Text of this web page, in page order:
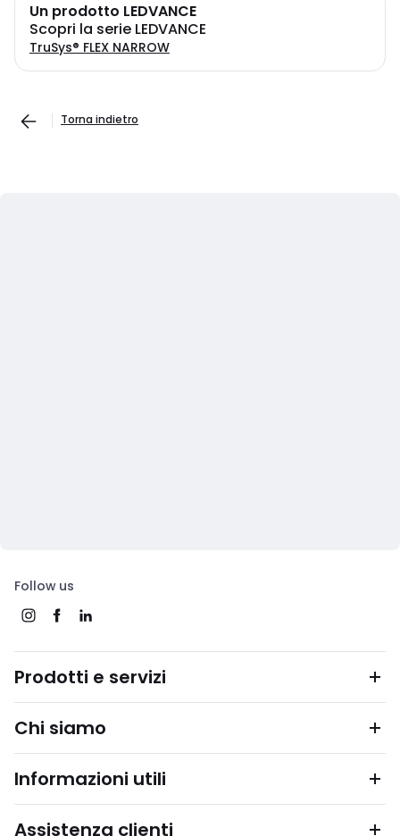
Un prodotto LEDVANCE
Scopri la serie LEDVANCE
TruSys® FLEX NARROW
Torna indietro
Follow us
Prodotti e servizi
Chi siamo
Informazioni utili
Assistenza clienti